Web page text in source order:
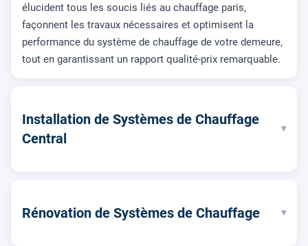
élucident tous les soucis liés au chauffage paris,
façonnent les travaux nécessaires et optimisent la
performance du système de chauffage de votre demeure,
tout en garantissant un rapport qualité-prix remarquable.
Installation de Systèmes de Chauffage
Central
▾
Rénovation de Systèmes de Chauffage ▾